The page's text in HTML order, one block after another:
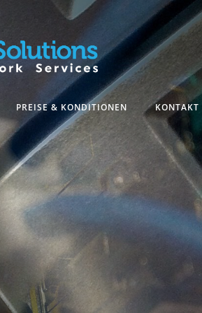
PREISE & KONDITIONEN KONTAKT